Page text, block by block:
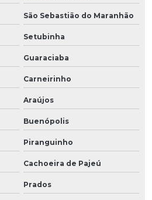
São Sebastião do Maranhão
Setubinha
Guaraciaba
Carneirinho
Araújos
Buenópolis
Piranguinho
Cachoeira de Pajeú
Prados